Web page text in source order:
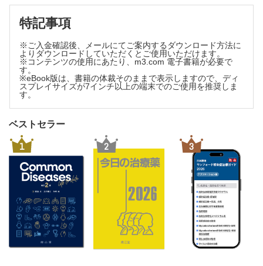
外国文献紹介
投稿規定
ニュース
特記事項
※ご入金確認後、メールにてご案内するダウンロード方法に
よりダウンロードしていただくとご使用いただけます。
※コンテンツの使用にあたり、m3.com 電子書籍が必要で
す。
※eBook版は、書籍の体裁そのままで表示しますので、ディ
スプレイサイズが7インチ以上の端末でのご使用を推奨しま
す。
ベストセラー
1 2 3